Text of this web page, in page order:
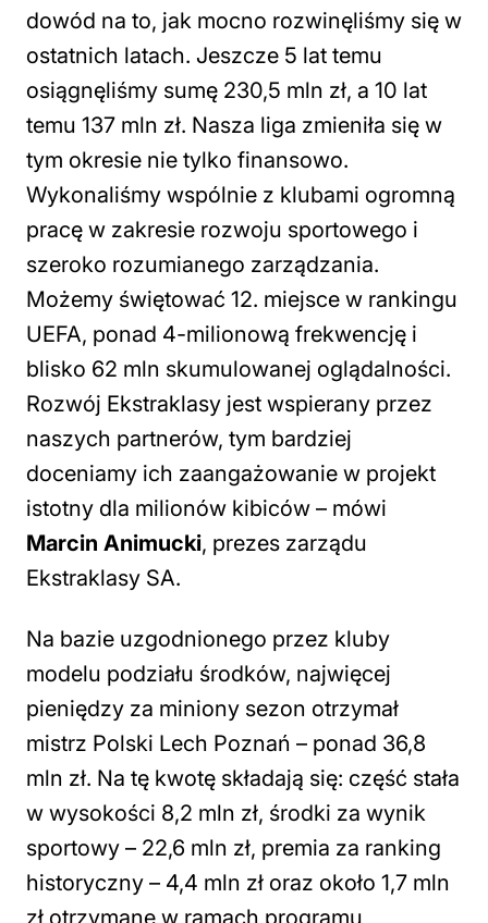
dowód na to, jak mocno rozwinęliśmy się w
ostatnich latach. Jeszcze 5 lat temu
osiągnęliśmy sumę 230,5 mln zł, a 10 lat
temu 137 mln zł. Nasza liga zmieniła się w
tym okresie nie tylko finansowo.
Wykonaliśmy wspólnie z klubami ogromną
pracę w zakresie rozwoju sportowego i
szeroko rozumianego zarządzania.
Możemy świętować 12. miejsce w rankingu
UEFA, ponad 4-milionową frekwencję i
blisko 62 mln skumulowanej oglądalności.
Rozwój Ekstraklasy jest wspierany przez
naszych partnerów, tym bardziej
doceniamy ich zaangażowanie w projekt
istotny dla milionów kibiców – mówi
Marcin Animucki, prezes zarządu
Ekstraklasy SA.
Na bazie uzgodnionego przez kluby
modelu podziału środków, najwięcej
pieniędzy za miniony sezon otrzymał
mistrz Polski Lech Poznań – ponad 36,8
mln zł. Na tę kwotę składają się: część stała
w wysokości 8,2 mln zł, środki za wynik
sportowy – 22,6 mln zł, premia za ranking
historyczny – 4,4 mln zł oraz około 1,7 mln
zł otrzymane w ramach programu